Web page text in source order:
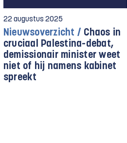
22 augustus 2025
Nieuwsoverzicht / Chaos in
cruciaal Palestina-debat,
demissionair minister weet
niet of hij namens kabinet
spreekt